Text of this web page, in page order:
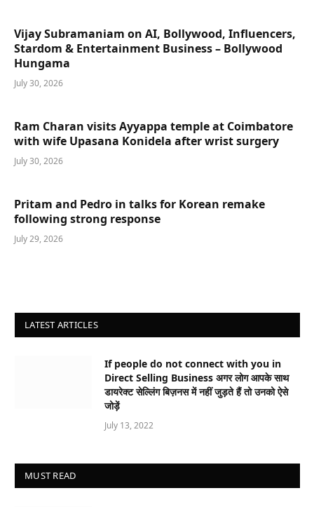
Vijay Subramaniam on AI, Bollywood, Influencers,
Stardom & Entertainment Business – Bollywood
Hungama
July 30, 2026
Ram Charan visits Ayyappa temple at Coimbatore
with wife Upasana Konidela after wrist surgery
July 30, 2026
Pritam and Pedro in talks for Korean remake
following strong response
July 29, 2026
LATEST ARTICLES
If people do not connect with you in
Direct Selling Business अगर लोग आपके साथ
डायरेक्ट सेल्लिंग बिज़नस में नहीं जुड़ते हैं तो उनको ऐसे
जोड़ें
July 13, 2022
MUST READ